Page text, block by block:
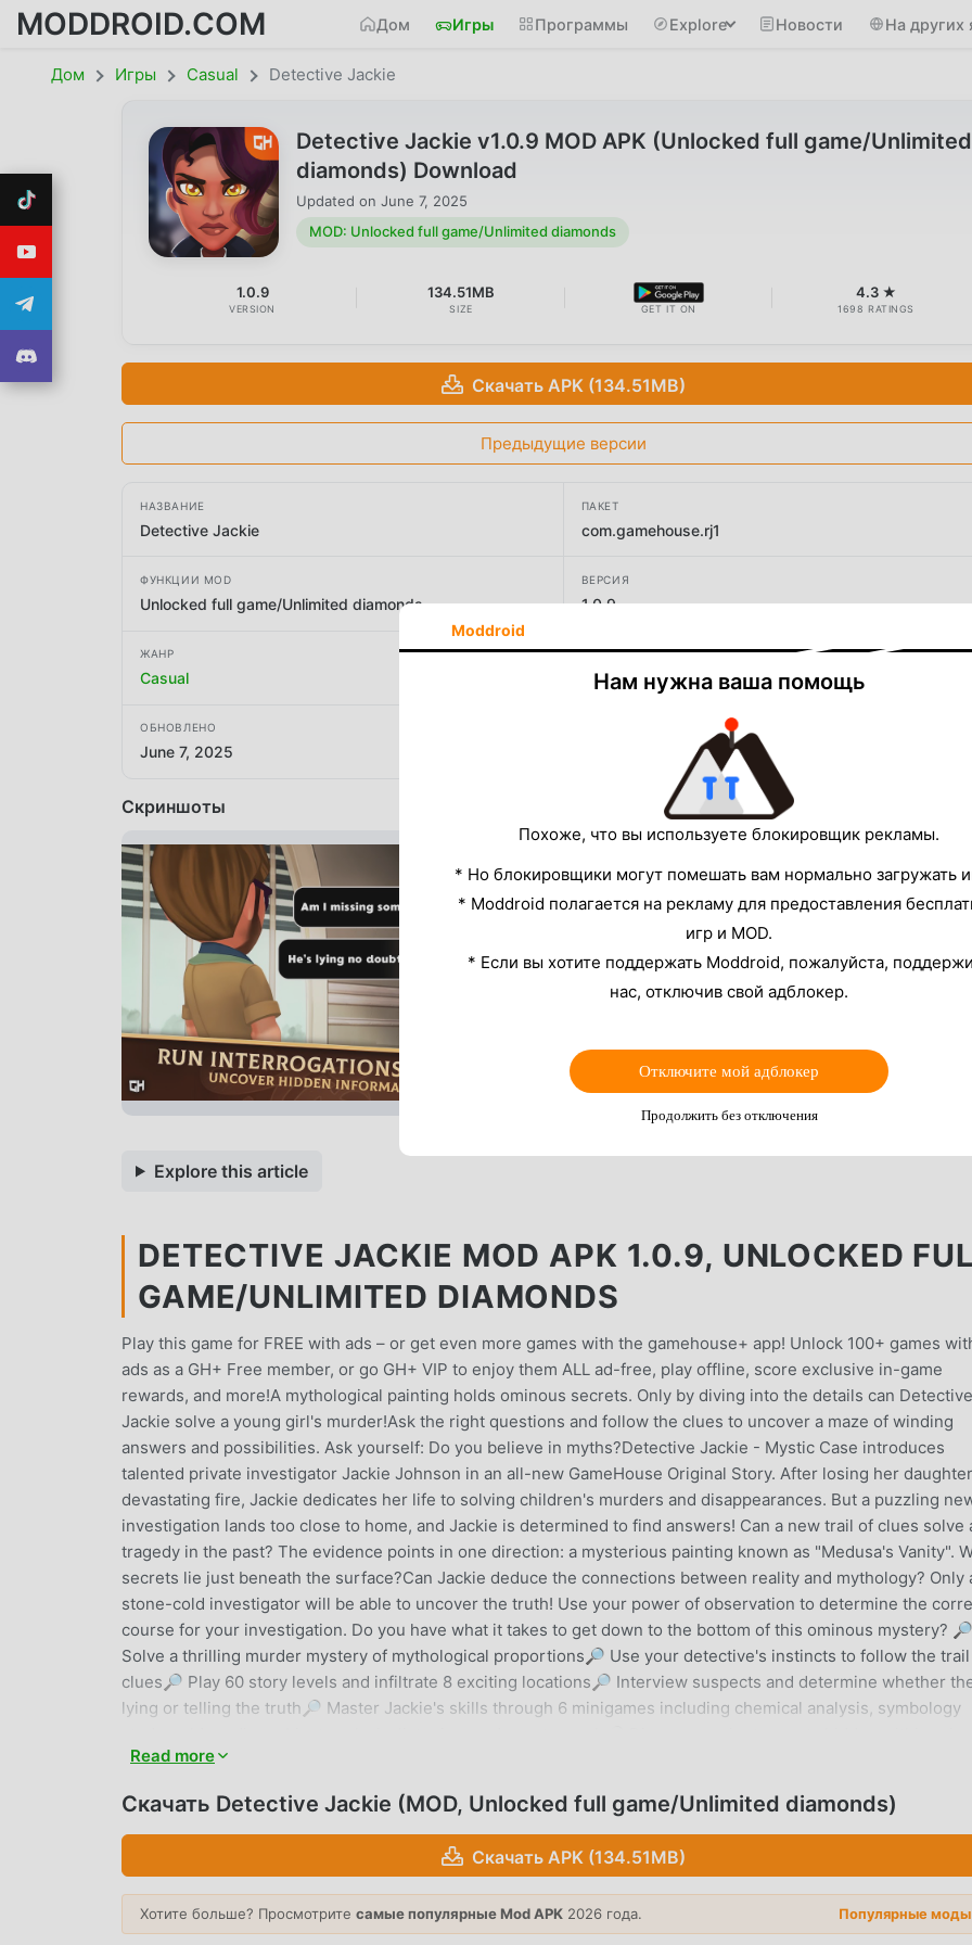
MODDROID.COM Дом Игры Программы Explore Новости На других
Дом Игры Casual Detective Jackie
Detective Jackie v1.0.9 MOD APK (Unlocked full game/Unlimited
diamonds) Download
Updated on June 7, 2025
MOD: Unlocked full game/Unlimited diamonds
1.0.9
VERSION
134.51MB
SIZE GET IT ON
4.3 ★
1698 RATINGS
Скачать APK (134.51MB)
Предыдущие версии
НАЗВАНИЕ
Detective Jackie
ПАКЕТ
com.gamehouse.rj1
ФУНКЦИИ MOD
Unlocked full game/Unlimited diamonds
ВЕРСИЯ
1.0.9
ЖАНР
Casual
РАЗРАБОТЧИК
GameHouse LLC
ОБНОВЛЕНО
June 7, 2025
Скриншоты
Explore this article
DETECTIVE JACKIE MOD APK 1.0.9, UNLOCKED
GAME/UNLIMITED DIAMONDS
Play this game for FREE with ads – or get even more games with the gamehouse+ app! Unlock 100+ games
ads as a GH+ Free member, or go GH+ VIP to enjoy them ALL ad-free, play offline, score exclusive in-game
rewards, and more!A mythological painting holds ominous secrets. Only by diving into the details can Detective
Jackie solve a young girl's murder!Ask the right questions and follow the clues to uncover a maze of winding
answers and possibilities. Ask yourself: Do you believe in myths?Detective Jackie - Mystic Case introduces
talented private investigator Jackie Johnson in an all-new GameHouse Original Story. After losing her
devastating fire, Jackie dedicates her life to solving children's murders and disappearances. But a puzzling
investigation lands too close to home, and Jackie is determined to find answers! Can a new trail of clues solve
tragedy in the past? The evidence points in one direction: a mysterious painting known as "Medusa's Vanity".
secrets lie just beneath the surface?Can Jackie deduce the connections between reality and mythology? Only
stone-cold investigator will be able to uncover the truth! Use your power of observation to determine the
course for your investigation. Do you have what it takes to get down to the bottom of this ominous mystery? 🔎
Solve a thrilling murder mystery of mythological proportions🔎 Use your detective's instincts to follow the
clues🔎 Play 60 story levels and infiltrate 8 exciting locations🔎 Interview suspects and determine whether
lying or telling the truth🔎 Master Jackie's skills through 6 minigames including chemical analysis, symbology
artifacts🔎 Harness the power of a mysterious ring and unlock all new abilities🔎 Prove your skills and unlock
Enjoy 100+ games for free with ads as a GH+ Free member or upgrade to GH+ VIP for ad-free play, offline
exclusive in-game perks, and more. gamehouse+ isn't just another gaming app—it's your playtime destination
every mood and every 'me-time' moment. Subscribe today!
DETECTIVE JACKIE ВВЕДЕНИЕ
Read more
Скачать Detective Jackie (MOD, Unlocked full game/Unlimited diamonds)
Скачать APK (134.51MB)
Хотите больше? Просмотрите самые популярные Mod APK 2026 года. Популярные
Moddroid
Нам нужна ваша помощь
Похоже, что вы используете блокировщик рекламы.
* Но блокировщики могут помешать вам нормально загружать
* Moddroid полагается на рекламу для предоставления
игр и MOD.
* Если вы хотите поддержать Moddroid, пожалуйста,
нас, отключив свой адблокер.
Отключите мой адблокер
Продолжить без отключения